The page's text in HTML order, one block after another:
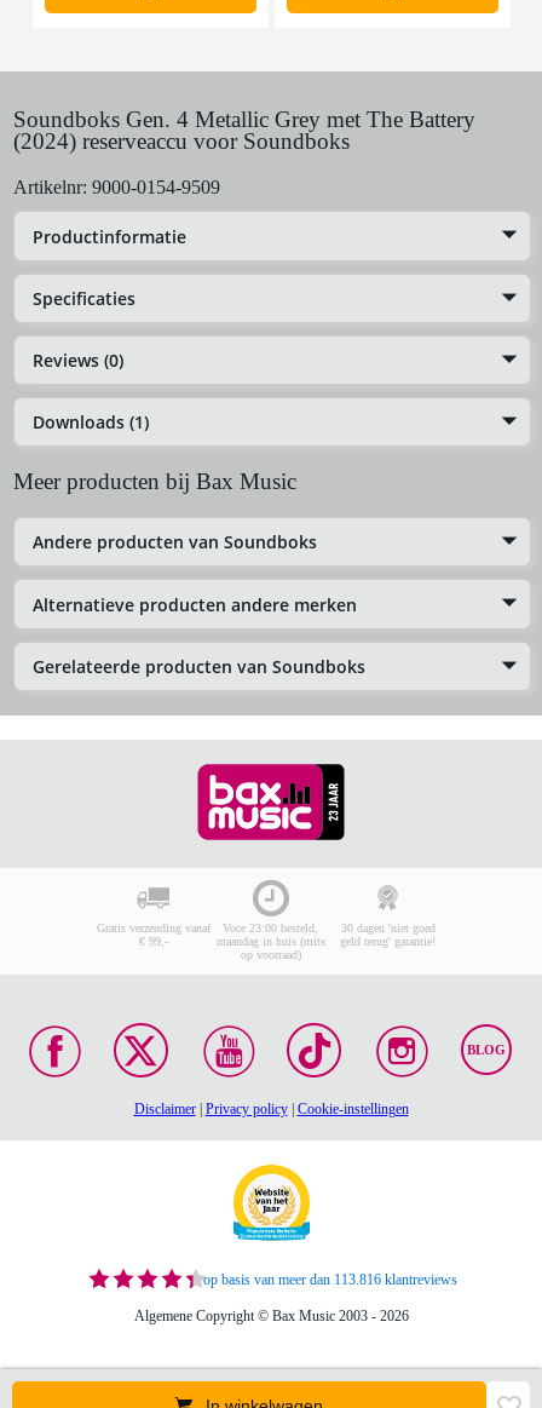
Soundboks Gen. 4 Metallic Grey met The Battery
(2024) reserveaccu voor Soundboks
Artikelnr: 9000-0154-9509
Productinformatie
Specificaties
Reviews (0)
Downloads (1)
Meer producten bij Bax Music
Andere producten van Soundboks
Alternatieve producten andere merken
Gerelateerde producten van Soundboks
Gratis verzending vanaf
€ 99,-
Voor 23:00 besteld,
maandag in huis (mits
op voorraad)
30 dagen 'niet goed
geld terug' garantie!
BLOG
Disclaimer| Privacy policy| Cookie-instellingen
op basis van meer dan 113.816 klantreviews
Algemene Copyright © Bax Music 2003 - 2026